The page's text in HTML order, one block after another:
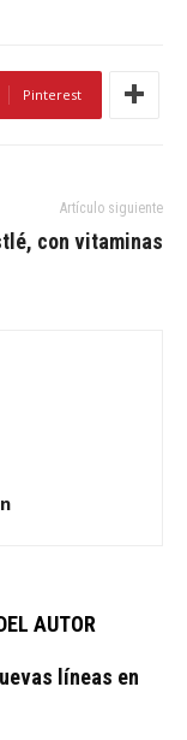
Pinterest
Artículo siguiente
con vitaminas
AUTOR
líneas en